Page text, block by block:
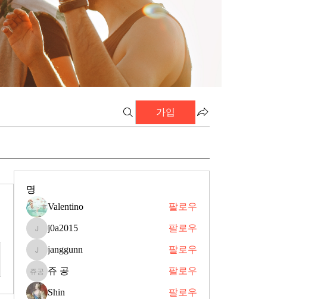
가입
명
Valentino 팔로우
j0a2015
j0a2015 팔로우
janggunn
janggunn 팔로우
쥬 공
쥬 공 팔로우
Shin
팔로우